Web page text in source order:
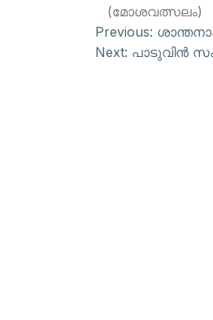
(മോശവത്സലം)
Previous:
Next: പാടുവിന്‍